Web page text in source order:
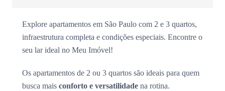
Explore apartamentos em São Paulo com 2 e 3 quartos,
infraestrutura completa e condições especiais. Encontre o
seu lar ideal no Meu Imóvel!
Os apartamentos de 2 ou 3 quartos são ideais para quem
busca mais conforto e versatilidade na rotina.